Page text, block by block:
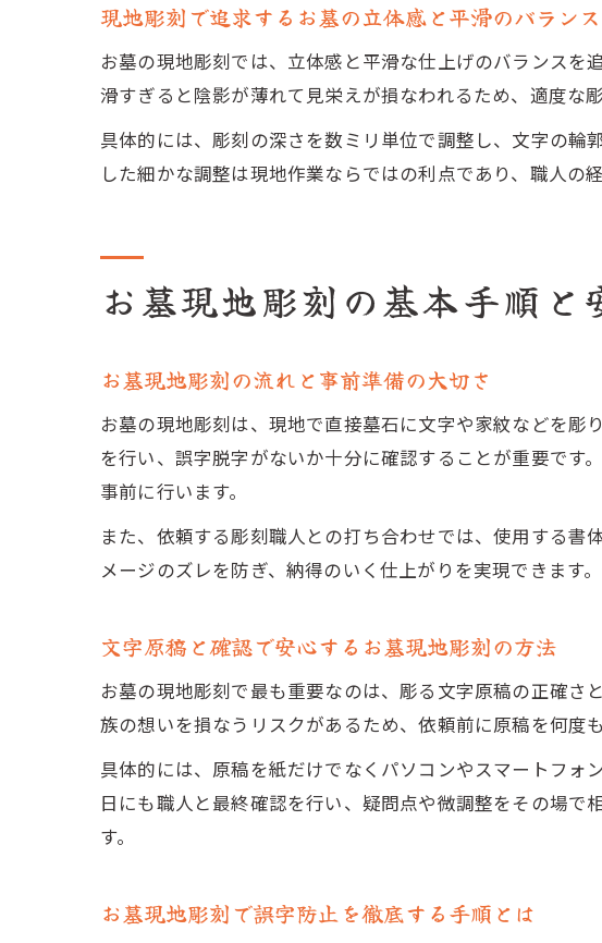
現地彫刻で追求するお墓の立体感と平滑のバランス
お墓の現地彫刻では、立体感と平滑な仕上げのバランス
滑すぎると陰影が薄れて見栄えが損なわれるため、適度な
具体的には、彫刻の深さを数ミリ単位で調整し、文字の輪
した細かな調整は現地作業ならではの利点であり、職人の
お墓現地彫刻の基本手順と
お墓現地彫刻の流れと事前準備の大切さ
お墓の現地彫刻は、現地で直接墓石に文字や家紋などを
を行い、誤字脱字がないか十分に確認することが重要で
事前に行います。
また、依頼する彫刻職人との打ち合わせでは、使用する
メージのズレを防ぎ、納得のいく仕上がりを実現できます
文字原稿と確認で安心するお墓現地彫刻の方法
お墓の現地彫刻で最も重要なのは、彫る文字原稿の正確
族の想いを損なうリスクがあるため、依頼前に原稿を何度
具体的には、原稿を紙だけでなくパソコンやスマートフ
日にも職人と最終確認を行い、疑問点や微調整をその場
す。
お墓現地彫刻で誤字防止を徹底する手順とは